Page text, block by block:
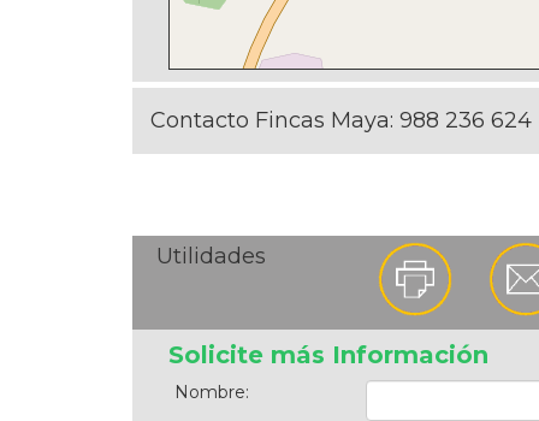
Contacto Fincas Maya: 988 236 624
Utilidades
Solicite más Información
Nombre: